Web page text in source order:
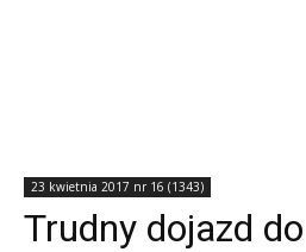
23 kwietnia 2017 nr 16 (1343)
Trudny dojazd